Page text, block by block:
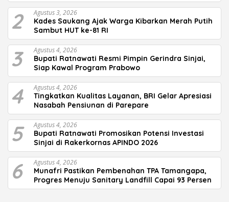
2 Agustus 3, 2026
Kades Saukang Ajak Warga Kibarkan Merah Putih
Sambut HUT ke-81 RI
3 Agustus 4, 2026
Bupati Ratnawati Resmi Pimpin Gerindra Sinjai,
Siap Kawal Program Prabowo
4 Agustus 4, 2026
Tingkatkan Kualitas Layanan, BRI Gelar Apresiasi
Nasabah Pensiunan di Parepare
5 Agustus 4, 2026
Bupati Ratnawati Promosikan Potensi Investasi
Sinjai di Rakerkornas APINDO 2026
6 Agustus 4, 2026
Munafri Pastikan Pembenahan TPA Tamangapa,
Progres Menuju Sanitary Landfill Capai 93 Persen